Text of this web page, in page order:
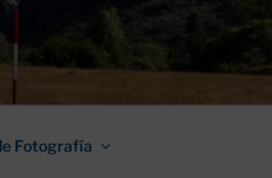
DE
Fotografía